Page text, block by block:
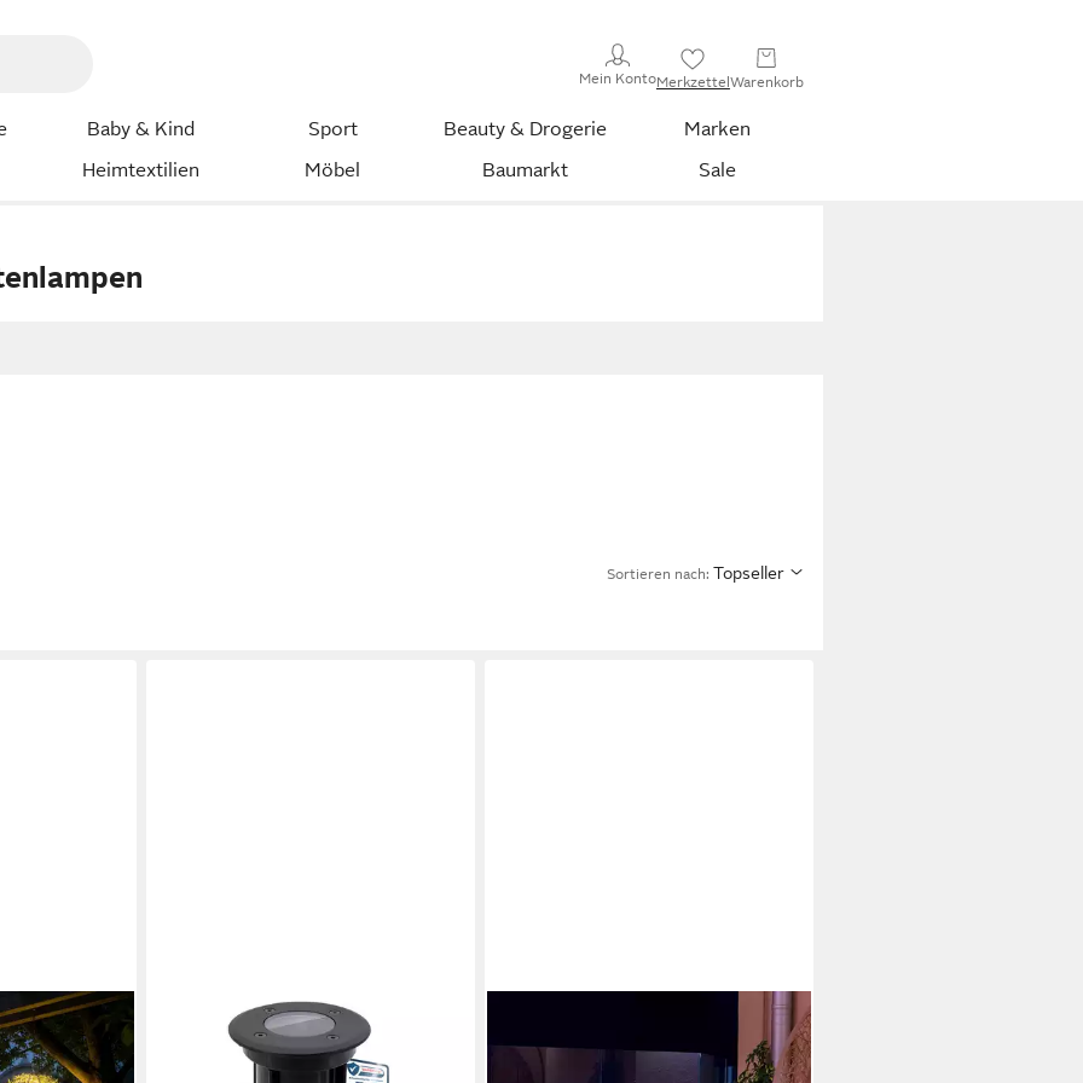
Mein KontoMerkzettelWarenkorb
Baby & Kind Sport Beauty & Drogerie
Marken
Heimtextilien Möbel Baumarkt Sale
Sortieren nach: Topseller
LINOVUM
LED Gartenstrahler 4x BORU
Bodenleuchten schwarz IP67
LED Gartenleuchte, LED-
Leuchtmittel fest verbaut, 3er Set